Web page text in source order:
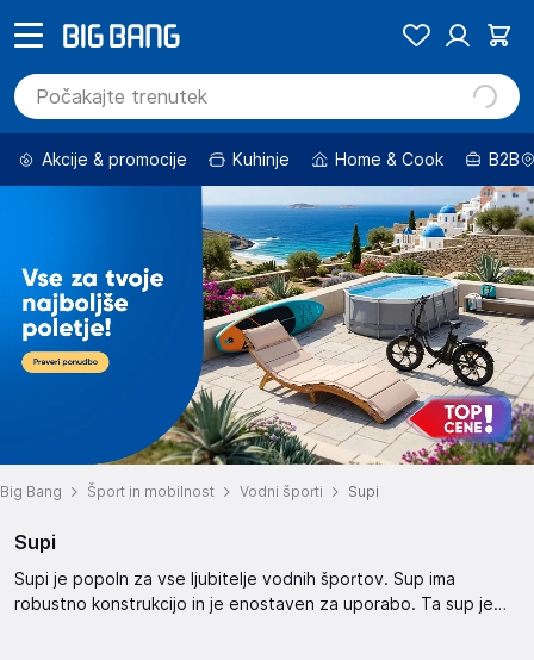
Akcije & promocije Kuhinje Home & Cook B2B
Big Bang Šport in mobilnost Vodni športi Supi
Supi
Supi je popoln za vse ljubitelje vodnih športov. Sup ima
robustno konstrukcijo in je enostaven za uporabo. Ta sup je